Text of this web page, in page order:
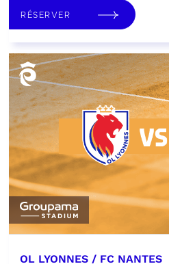
RÉSERVER
OL LYONNES / FC NANTES